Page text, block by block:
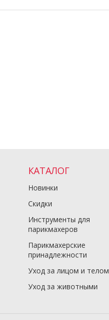
КАТАЛОГ
Новинки
Скидки
Инструменты для
парикмахеров
Парикмахерские
принадлежности
Уход за лицом и телом
Уход за животными